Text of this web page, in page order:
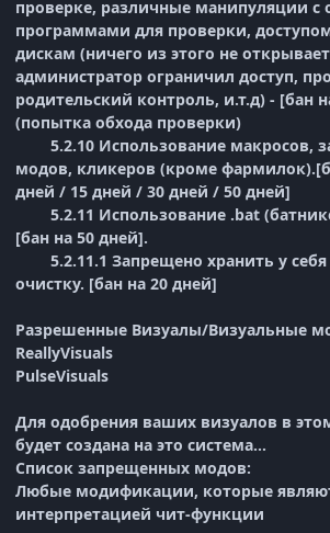
проверке, различные манипуляции с
программами для проверки,
дискам (ничего из этого не
администратор ограничил доступ,
родительский контроль, и.т.д) - [бан
(попытка обхода проверки)
5.2.10 Использование макросов,
модов, кликеров (кроме
дней / 15 дней / 30 дней / 50 дней]
5.2.11 Использование .bat
[бан на 50 дней].
5.2.11.1 Запрещено хранить у себя
очистку. [бан на 20 дней]
Разрешенные Визуалы/Визуальные
ReallyVisuals
PulseVisuals
Для одобрения ваших визуалов в
будет создана на это система...
Список запрещенных модов:
Любые модификации, которые
интерпретацией чит-функции